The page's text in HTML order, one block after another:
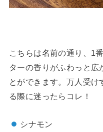
こちらは名前の通り、1
ターの香りがふわっと広
とができます。万人受
る際に迷ったらコレ！
シナモン